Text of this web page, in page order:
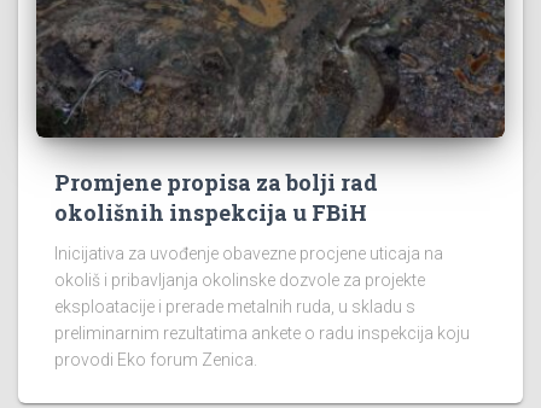
Promjene propisa za bolji rad
okolišnih inspekcija u FBiH
Inicijativa za uvođenje obavezne procjene uticaja na
okoliš i pribavljanja okolinske dozvole za projekte
eksploatacije i prerade metalnih ruda, u skladu s
preliminarnim rezultatima ankete o radu inspekcija koju
provodi Eko forum Zenica.